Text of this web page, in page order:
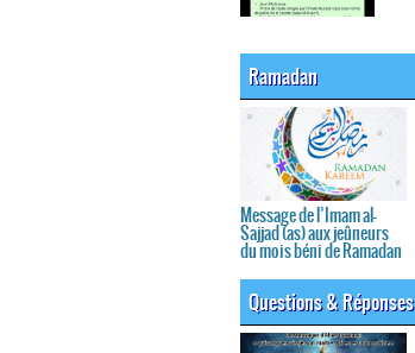
Ramadan
Message de l’Imam al-
Sajjad (as) aux jeûneurs
du mois béni de Ramadan
Questions & Réponses